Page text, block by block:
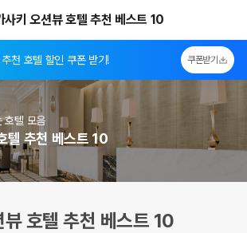
사키 오션뷰 호텔 추천 베스트 10
천 호텔 할인 쿠폰 받기! 쿠폰받기
호텔 모음
텔 추천 베스트 10
호텔 추천 베스트 10